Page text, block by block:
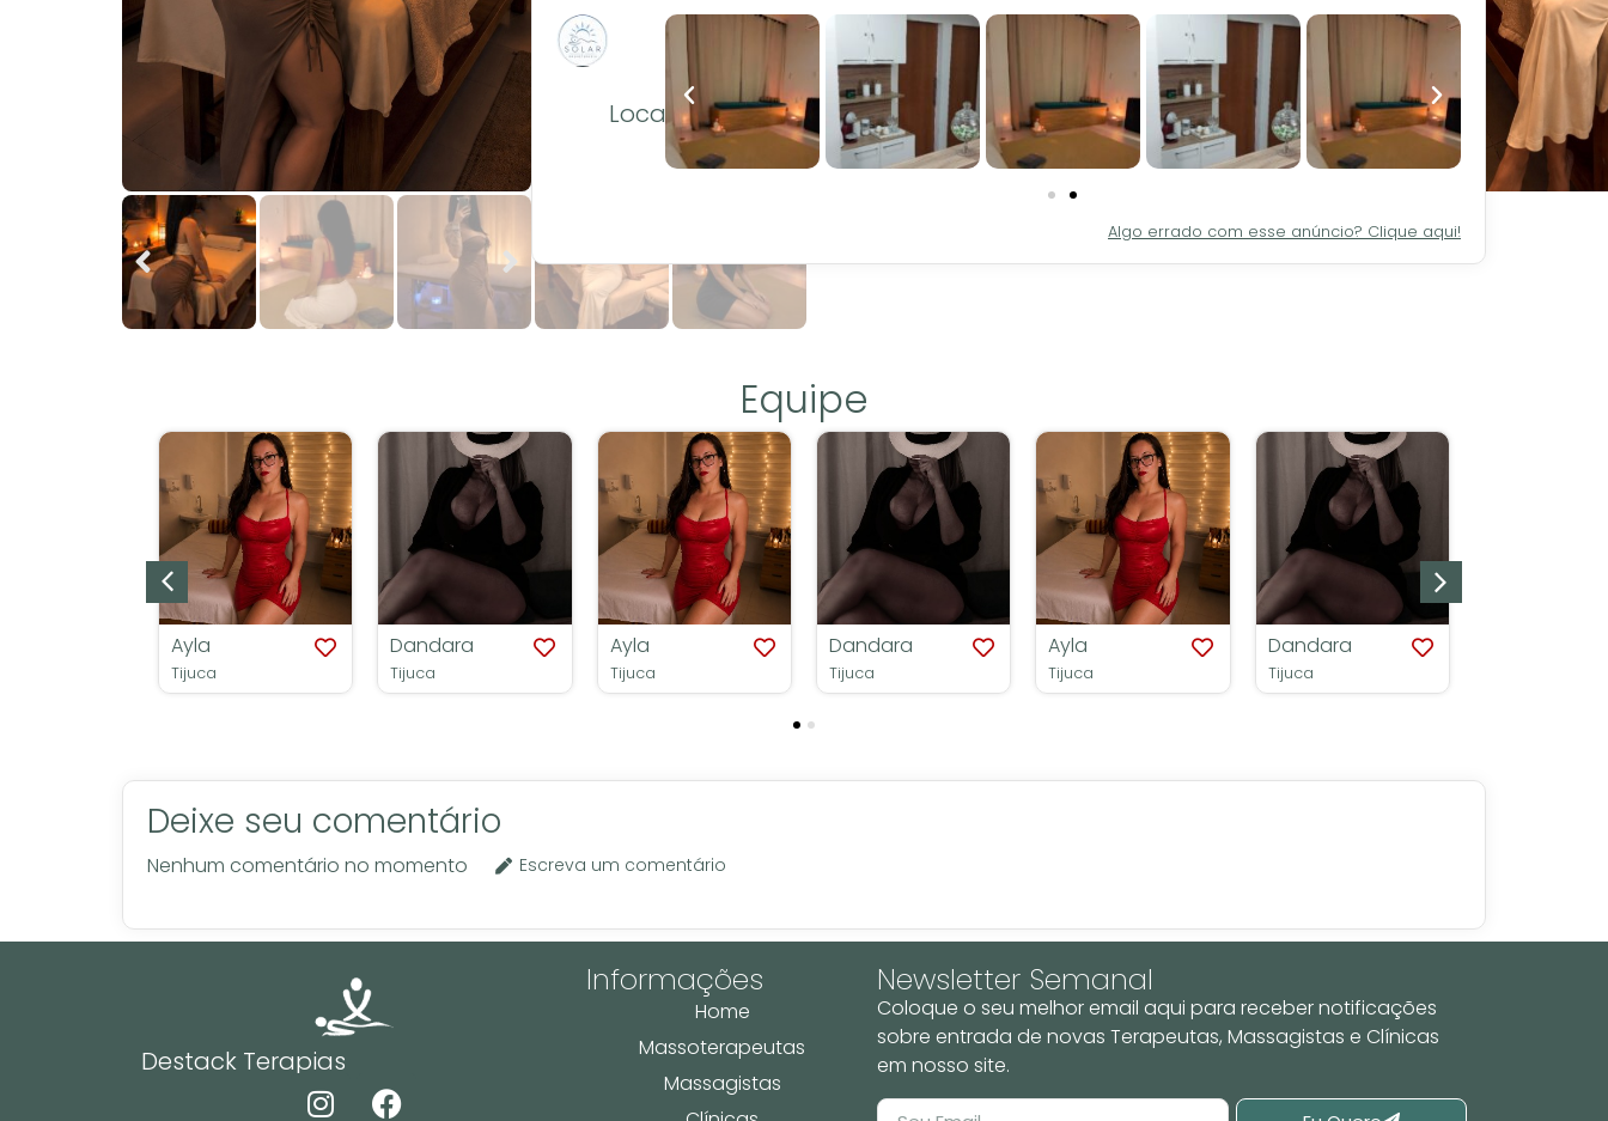
Local
Algo errado com esse anúncio? Clique aqui!
Equipe
Ayla
Tijuca
Dandara
Tijuca
Ayla
Tijuca
Dandara
Tijuca
Ayla
Tijuca
Dandara
Tijuca
Deixe seu comentário
Nenhum comentário no momento Escreva um comentário
Destack Terapias
Informações
Home
Massoterapeutas
Massagistas
Newsletter Semanal
Coloque o seu melhor email aqui para receber notificações
sobre entrada de novas Terapeutas, Massagistas e Clínicas
em nosso site.